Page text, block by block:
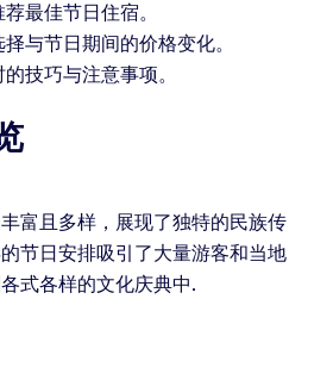
最佳节日住宿。
与节日期间的价格变化。
技巧与注意事项。
富且多样，展现了独特的民族传
节日安排吸引了大量游客和当地
式各样的文化庆典中.